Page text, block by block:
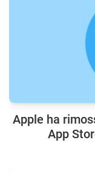
Apple ha
App